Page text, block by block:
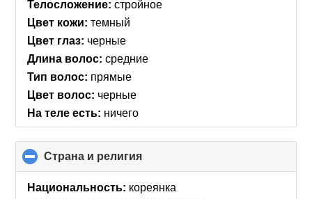
Телосложение: стройное
Цвет кожи: темный
Цвет глаз: черные
Длина волос: средние
Тип волос: прямые
Цвет волос: черные
На теле есть: ничего
Страна и религия
to
collapse
Национальность: кореянка